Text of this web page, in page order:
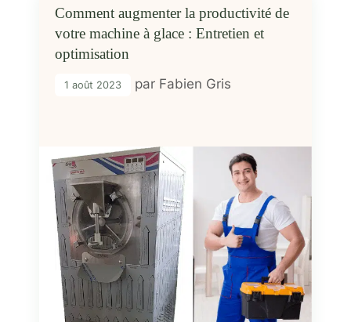
Comment augmenter la productivité de
votre machine à glace : Entretien et
optimisation
1 août 2023 par Fabien Gris